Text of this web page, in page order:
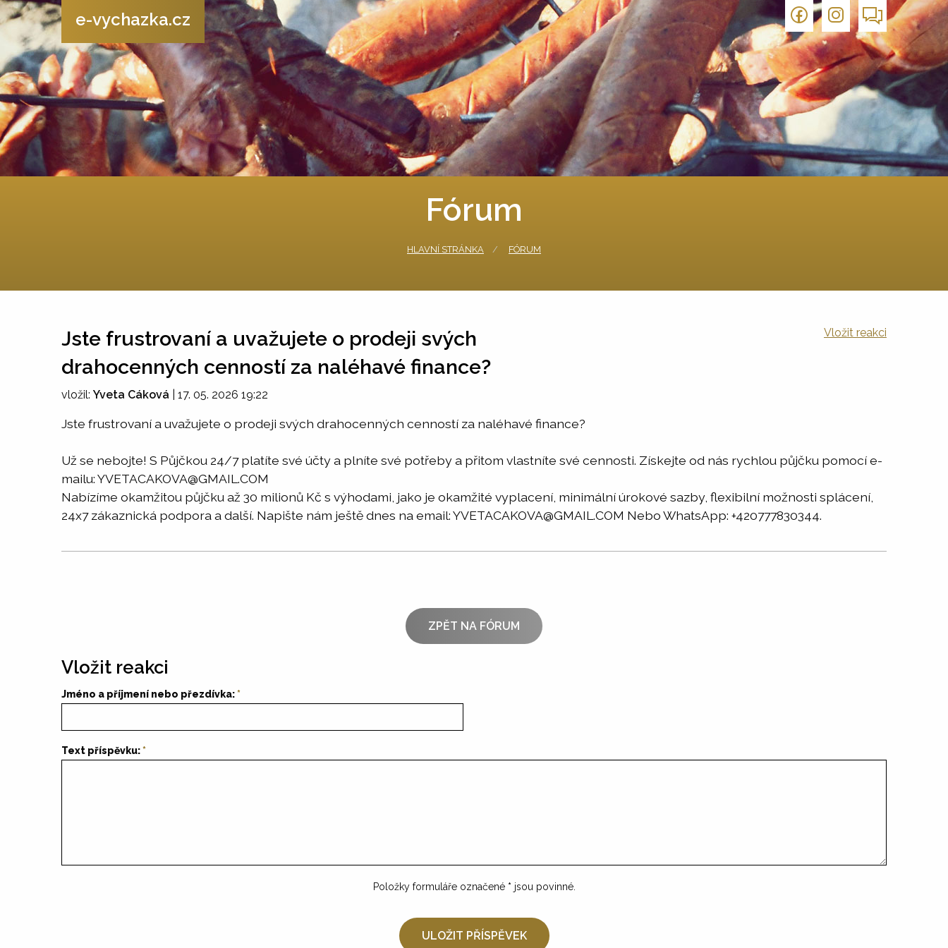
e-vychazka.cz
Fórum
HLAVNÍ STRÁNKA FÓRUM
Jste frustrovaní a uvažujete o prodeji svých
drahocenných cenností za naléhavé finance?
Vložit reakci
vložil: Yveta Cáková 17. 05. 2026 19:22
Jste frustrovaní a uvažujete o prodeji svých drahocenných cenností za naléhavé finance?
Už se nebojte! S Půjčkou 24/7 platíte své účty a plníte své potřeby a přitom vlastníte své cennosti. Získejte od nás rychlou půjčku pomocí e-
mailu: YVETACAKOVA@GMAIL.COM
Nabízíme okamžitou půjčku až 30 milionů Kč s výhodami, jako je okamžité vyplacení, minimální úrokové sazby, flexibilní možnosti splácení,
24x7 zákaznická podpora a další. Napište nám ještě dnes na email: YVETACAKOVA@GMAIL.COM Nebo WhatsApp: +420777830344.
ZPĚT NA FÓRUM
Vložit reakci
Jméno a příjmení nebo přezdívka:
Text příspěvku:
Položky formuláře označené * jsou povinné.